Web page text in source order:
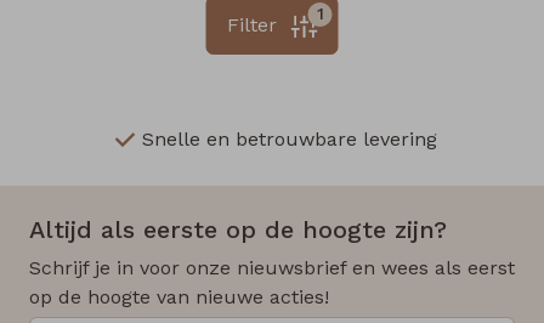
1
Filter
Snelle en betrouwbare levering
Altijd als eerste op de hoogte zijn?
Schrijf je in voor onze nieuwsbrief en wees als eerst
op de hoogte van nieuwe acties!